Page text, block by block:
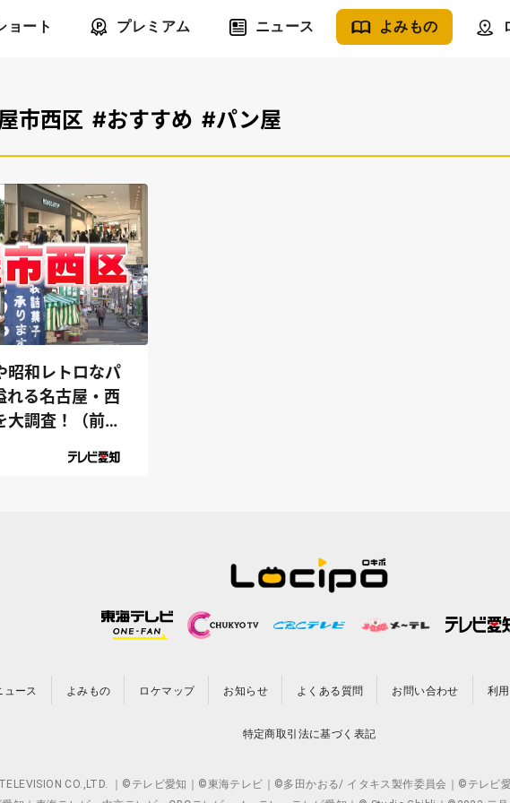
ョート プレミアム ニュース よみもの
市西区 #おすすめ #パン屋
昭和レトロなパ
れる名古屋・西
大調査！（前
ュース よみもの ロケマップ お知らせ よくある質問 お問い合わせ 利
特定商取引法に基づく表記
CO.,LTD. ｜©テレビ愛知｜©東海テレビ｜©多田かおる/ イタキス製作委員会｜©テレビ